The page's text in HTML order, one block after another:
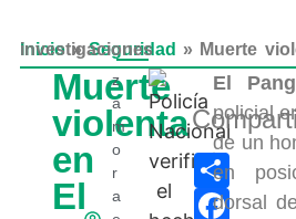
Inicio»Seguridad »
Muerte violenta en El Pangui en investigaciones
Muerte
violenta
en
El
z
a
m
o
r
a
El
policial
de un
en
dorsal